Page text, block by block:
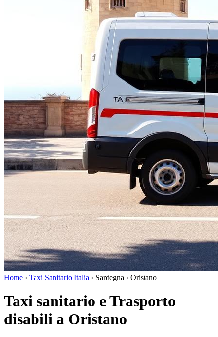
Home › Taxi Sanitario Italia › Sardegna › Oristano
Taxi sanitario e Trasporto
disabili a Oristano